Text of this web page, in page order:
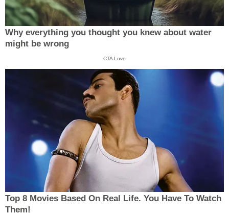
Why everything you thought you knew about water
might be wrong
CTA Love
Top 8 Movies Based On Real Life. You Have To Watch
Them!